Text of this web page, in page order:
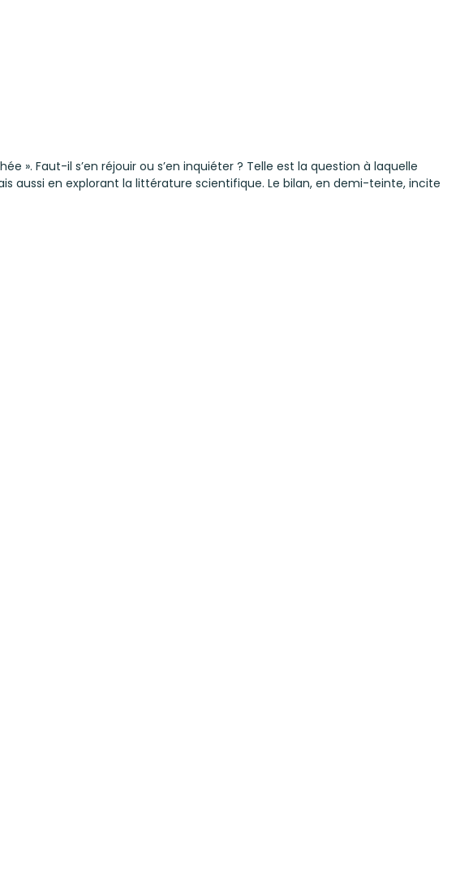
». Faut-il s’en réjouir ou s’en inquiéter ? Telle est la question à laquelle
aussi en explorant la littérature scientifique. Le bilan, en demi-teinte, incite